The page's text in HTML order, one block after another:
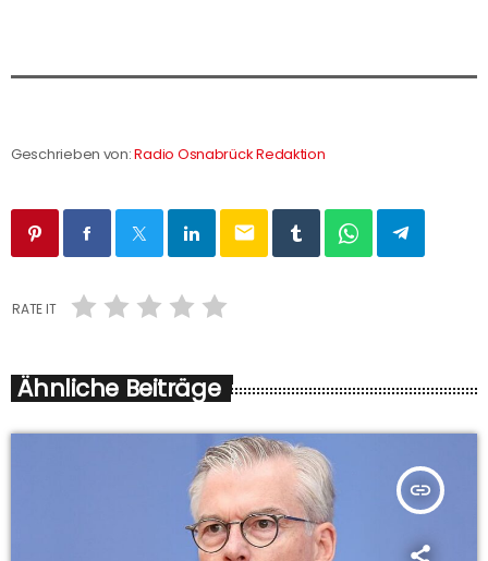
Geschrieben von:Radio Osnabrück Redaktion
email
RATE IT
Ähnliche Beiträge
insert_link